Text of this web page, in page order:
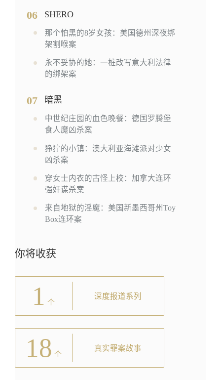
06 SHERO
那个怕黑的8岁女孩：美国德州深夜绑
架割喉案
永不妥协的她：一桩改写意大利法律
的绑架案
07 暗黑
中世纪庄园的血色晚餐：德国罗腾堡
食人魔凶杀案
狰狞的小镇：澳大利亚海滩派对少女
凶杀案
穿女士内衣的古怪上校：加拿大连环
强奸谋杀案
来自地狱的淫魔：美国新墨西哥州Toy
Box连环案
你将收获
1 个
深度报道系列
18 个
真实罪案故事